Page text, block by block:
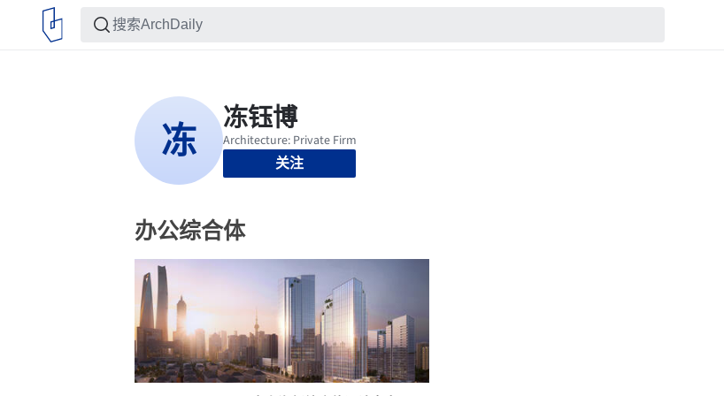
关注
办公综合体